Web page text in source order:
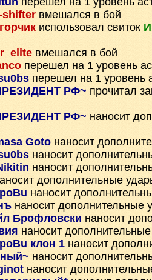
shifter вмешался в бой
использовал свиток
вмешался в бой
перешел на 1 уровень
перешел на 1 уровень
РФ~ прочитал
РФ~ наносит
Goto наносит
наносит
наносит
дополнительные
наносит
наносит дополнительные
Брофловски наносит
наносит
клон 1 наносит
наносит
наносит